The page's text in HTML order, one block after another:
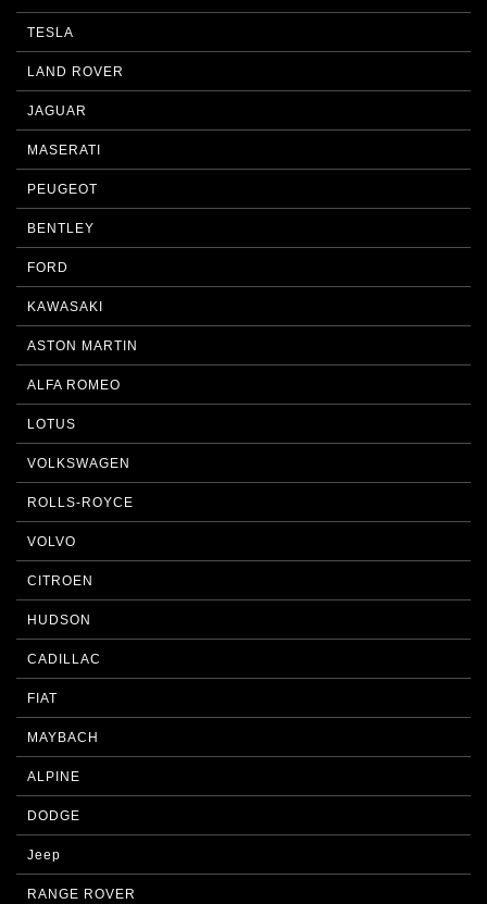
TESLA
LAND ROVER
JAGUAR
MASERATI
PEUGEOT
BENTLEY
FORD
KAWASAKI
ASTON MARTIN
ALFA ROMEO
LOTUS
VOLKSWAGEN
ROLLS-ROYCE
VOLVO
CITROEN
HUDSON
CADILLAC
FIAT
MAYBACH
ALPINE
DODGE
Jeep
RANGE ROVER